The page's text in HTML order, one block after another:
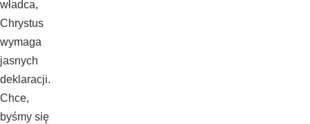
władca,
Chrystus
wymaga
jasnych
deklaracji.
Chce,
byśmy się